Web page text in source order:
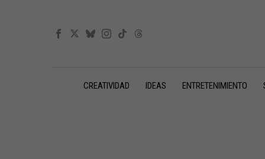
CREATIVIDAD IDEAS ENTRETENIMIENTO